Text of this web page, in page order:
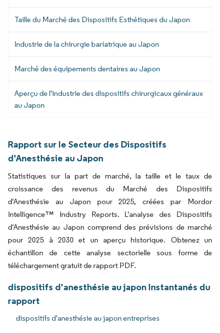
Taille du Marché des Dispositifs Esthétiques du Japon
Industrie de la chirurgie bariatrique au Japon
Marché des équipements dentaires au Japon
Aperçu de l'industrie des dispositifs chirurgicaux généraux
au Japon
Rapport sur le Secteur des Dispositifs
d'Anesthésie au Japon
Statistiques sur la part de marché, la taille et le taux de
croissance des revenus du Marché des Dispositifs
d'Anesthésie au Japon pour 2025, créées par Mordor
Intelligence™ Industry Reports. L'analyse des Dispositifs
d'Anesthésie au Japon comprend des prévisions de marché
pour 2025 à 2030 et un aperçu historique. Obtenez un
échantillon de cette analyse sectorielle sous forme de
téléchargement gratuit de rapport PDF.
dispositifs d'anesthésie au japon Instantanés du
rapport
dispositifs d'anesthésie au japon entreprises